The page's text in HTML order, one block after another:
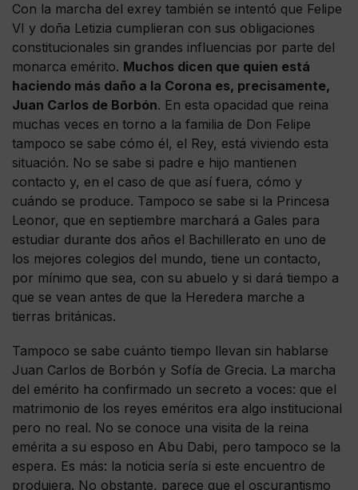
Con la marcha del exrey también se intentó que Felipe
VI y doña Letizia cumplieran con sus obligaciones
constitucionales sin grandes influencias por parte del
monarca emérito. Muchos dicen que quien está
haciendo más daño a la Corona es, precisamente,
Juan Carlos de Borbón. En esta opacidad que reina
muchas veces en torno a la familia de Don Felipe
tampoco se sabe cómo él, el Rey, está viviendo esta
situación. No se sabe si padre e hijo mantienen
contacto y, en el caso de que así fuera, cómo y
cuándo se produce. Tampoco se sabe si la Princesa
Leonor, que en septiembre marchará a Gales para
estudiar durante dos años el Bachillerato en uno de
los mejores colegios del mundo, tiene un contacto,
por mínimo que sea, con su abuelo y si dará tiempo a
que se vean antes de que la Heredera marche a
tierras británicas.
Tampoco se sabe cuánto tiempo llevan sin hablarse
Juan Carlos de Borbón y Sofía de Grecia. La marcha
del emérito ha confirmado un secreto a voces: que el
matrimonio de los reyes eméritos era algo institucional
pero no real. No se conoce una visita de la reina
emérita a su esposo en Abu Dabi, pero tampoco se la
espera. Es más: la noticia sería si este encuentro de
produjera. No obstante, parece que el oscurantismo